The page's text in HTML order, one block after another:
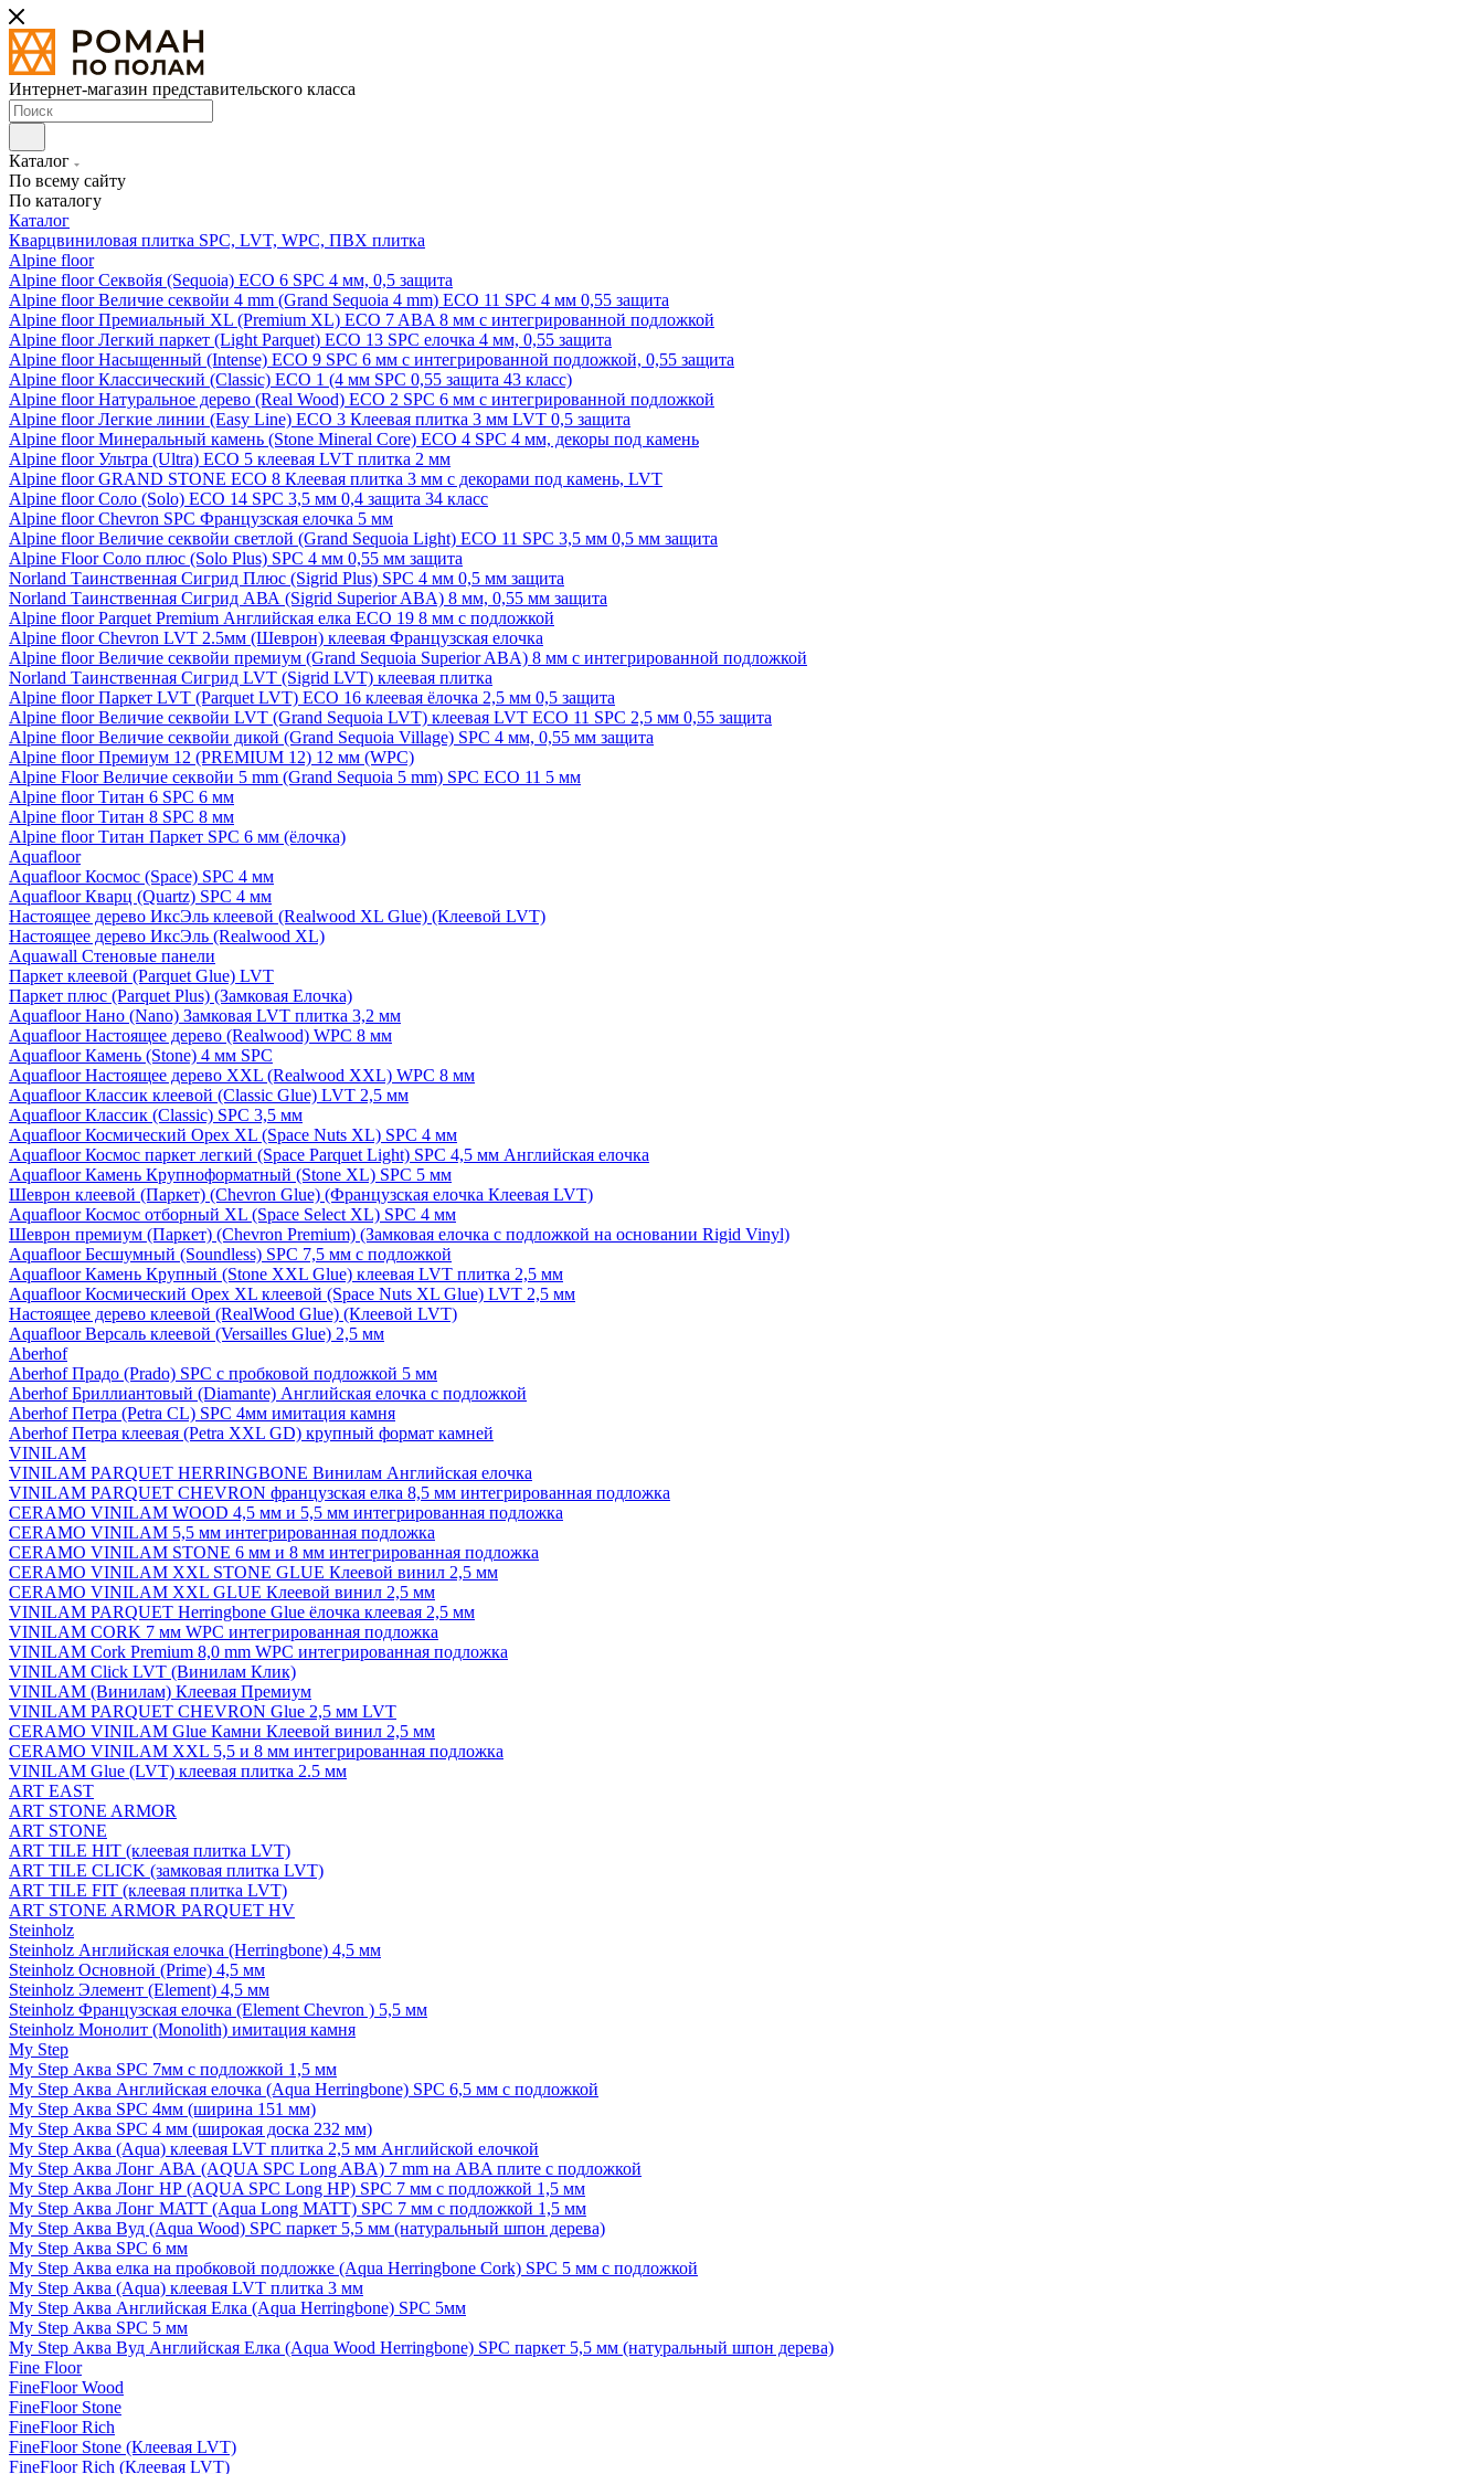
Интернет-магазин представительского класса
Каталог
По всему сайту
По каталогу
Каталог
Кварцвиниловая плитка SPC, LVT, WPC, ПВХ плитка
Alpine floor
Alpine floor Секвойя (Sequoia) ECO 6 SPC 4 мм, 0,5 защита
Alpine floor Величие секвойи 4 mm (Grand Sequoia 4 mm) ECO 11 SPC 4 мм 0,55 защита
Alpine floor Премиальный XL (Premium XL) ECO 7 ABA 8 мм с интегрированной подложкой
Alpine floor Легкий паркет (Light Parquet) ECO 13 SPC елочка 4 мм, 0,55 защита
Alpine floor Насыщенный (Intense) ECO 9 SPC 6 мм с интегрированной подложкой, 0,55 защита
Alpine floor Классический (Classic) ECO 1 (4 мм SPC 0,55 защита 43 класс)
Alpine floor Натуральное дерево (Real Wood) ECO 2 SPC 6 мм с интегрированной подложкой
Alpine floor Легкие линии (Easy Line) ECO 3 Клеевая плитка 3 мм LVT 0,5 защита
Alpine floor Минеральный камень (Stone Mineral Core) ECO 4 SPC 4 мм, декоры под камень
Alpine floor Ультра (Ultra) ECO 5 клеевая LVT плитка 2 мм
Alpine floor GRAND STONE ECO 8 Клеевая плитка 3 мм с декорами под камень, LVT
Alpine floor Соло (Solo) ECO 14 SPC 3,5 мм 0,4 защита 34 класс
Alpine floor Chevron SPC Французская елочка 5 мм
Alpine floor Величие секвойи светлой (Grand Sequoia Light) ECO 11 SPC 3,5 мм 0,5 мм защита
Alpine Floor Соло плюс (Solo Plus) SPC 4 мм 0,55 мм защита
Norland Таинственная Сигрид Плюс (Sigrid Plus) SPC 4 мм 0,5 мм защита
Norland Таинственная Сигрид АВА (Sigrid Superior ABA) 8 мм, 0,55 мм защита
Alpine floor Parquet Premium Английская елка ECO 19 8 мм с подложкой
Alpine floor Chevron LVT 2.5мм (Шеврон) клеевая Французская елочка
Alpine floor Величие секвойи премиум (Grand Sequoia Superior ABA) 8 мм с интегрированной подложкой
Norland Таинственная Сигрид LVT (Sigrid LVT) клеевая плитка
Alpine floor Паркет LVT (Parquet LVT) ECO 16 клеевая ёлочка 2,5 мм 0,5 защита
Alpine floor Величие секвойи LVT (Grand Sequoia LVT) клеевая LVT ECO 11 SPC 2,5 мм 0,55 защита
Alpine floor Величие секвойи дикой (Grand Sequoia Village) SPC 4 мм, 0,55 мм защита
Alpine floor Премиум 12 (PREMIUM 12) 12 мм (WPC)
Alpine Floor Величие секвойи 5 mm (Grand Sequoia 5 mm) SPC ECO 11 5 мм
Alpine floor Титан 6 SPC 6 мм
Alpine floor Титан 8 SPC 8 мм
Alpine floor Титан Паркет SPC 6 мм (ёлочка)
Aquafloor
Aquafloor Космос (Space) SPC 4 мм
Aquafloor Кварц (Quartz) SPC 4 мм
Настоящее дерево ИксЭль клеевой (Realwood XL Glue) (Клеевой LVT)
Настоящее дерево ИксЭль (Realwood XL)
Aquawall Стеновые панели
Паркет клеевой (Parquet Glue) LVT
Паркет плюс (Parquet Plus) (Замковая Елочка)
Aquafloor Нано (Nano) Замковая LVT плитка 3,2 мм
Aquafloor Настоящее дерево (Realwood) WPC 8 мм
Aquafloor Камень (Stone) 4 мм SPC
Aquafloor Настоящее дерево XXL (Realwood XXL) WPC 8 мм
Aquafloor Классик клеевой (Classic Glue) LVT 2,5 мм
Aquafloor Классик (Classic) SPC 3,5 мм
Aquafloor Космический Орех XL (Space Nuts XL) SPC 4 мм
Aquafloor Космос паркет легкий (Space Parquet Light) SPC 4,5 мм Английская елочка
Aquafloor Камень Крупноформатный (Stone XL) SPC 5 мм
Шеврон клеевой (Паркет) (Chevron Glue) (Французская елочка Клеевая LVT)
Aquafloor Космос отборный XL (Space Select XL) SPC 4 мм
Шеврон премиум (Паркет) (Chevron Premium) (Замковая елочка с подложкой на основании Rigid Vinyl)
Aquafloor Бесшумный (Soundless) SPC 7,5 мм с подложкой
Aquafloor Камень Крупный (Stone XXL Glue) клеевая LVT плитка 2,5 мм
Aquafloor Космический Орех XL клеевой (Space Nuts XL Glue) LVT 2,5 мм
Настоящее дерево клеевой (RealWood Glue) (Клеевой LVT)
Aquafloor Версаль клеевой (Versailles Glue) 2,5 мм
Aberhof
Aberhof Прадо (Prado) SPC с пробковой подложкой 5 мм
Aberhof Бриллиантовый (Diamante) Английская елочка с подложкой
Aberhof Петра (Petra CL) SPC 4мм имитация камня
Aberhof Петра клеевая (Petra XXL GD) крупный формат камней
VINILAM
VINILAM PARQUET HERRINGBONE Винилам Английская елочка
VINILAM PARQUET CHEVRON французская елка 8,5 мм интегрированная подложка
CERAMO VINILAM WOOD 4,5 мм и 5,5 мм интегрированная подложка
CERAMO VINILAM 5,5 мм интегрированная подложка
CERAMO VINILAM STONE 6 мм и 8 мм интегрированная подложка
CERAMO VINILAM XXL STONE GLUE Клеевой винил 2,5 мм
CERAMO VINILAM XXL GLUE Клеевой винил 2,5 мм
VINILAM PARQUET Herringbone Glue ёлочка клеевая 2,5 мм
VINILAM CORK 7 мм WPC интегрированная подложка
VINILAM Cork Premium 8,0 mm WPC интегрированная подложка
VINILAM Click LVT (Винилам Клик)
VINILAM (Винилам) Клеевая Премиум
VINILAM PARQUET CHEVRON Glue 2,5 мм LVT
CERAMO VINILAM Glue Камни Клеевой винил 2,5 мм
CERAMO VINILAM XXL 5,5 и 8 мм интегрированная подложка
VINILAM Glue (LVT) клеевая плитка 2.5 мм
ART EAST
ART STONE ARMOR
ART STONE
ART TILE HIT (клеевая плитка LVT)
ART TILE CLICK (замковая плитка LVT)
ART TILE FIT (клеевая плитка LVT)
ART STONE ARMOR PARQUET HV
Steinholz
Steinholz Английская елочка (Herringbone) 4,5 мм
Steinholz Основной (Prime) 4,5 мм
Steinholz Элемент (Element) 4,5 мм
Steinholz Французская елочка (Element Chevron ) 5,5 мм
Steinholz Монолит (Monolith) имитация камня
My Step
My Step Аква SPC 7мм c подложкой 1,5 мм
My Step Аква Английская елочка (Aqua Herringbone) SPC 6,5 мм с подложкой
My Step Аква SPC 4мм (ширина 151 мм)
My Step Аква SPC 4 мм (широкая доска 232 мм)
My Step Аква (Aqua) клеевая LVT плитка 2,5 мм Английской елочкой
My Step Аква Лонг АВА (AQUA SPC Long ABA) 7 mm на ABA плите с подложкой
My Step Аква Лонг НР (AQUA SPC Long HP) SPC 7 мм с подложкой 1,5 мм
My Step Аква Лонг MATT (Aqua Long MATT) SPC 7 мм с подложкой 1,5 мм
My Step Аква Вуд (Aqua Wood) SPC паркет 5,5 мм (натуральный шпон дерева)
My Step Аква SPC 6 мм
My Step Аква елка на пробковой подложке (Aqua Herringbone Cork) SPC 5 мм с подложкой
My Step Аква (Aqua) клеевая LVT плитка 3 мм
My Step Аква Английская Елка (Aqua Herringbone) SPC 5мм
My Step Аква SPC 5 мм
My Step Аква Вуд Английская Елка (Aqua Wood Herringbone) SPC паркет 5,5 мм (натуральный шпон дерева)
Fine Floor
FineFloor Wood
FineFloor Stone
FineFloor Rich
FineFloor Stone (Клеевая LVT)
FineFloor Rich (Клеевая LVT)